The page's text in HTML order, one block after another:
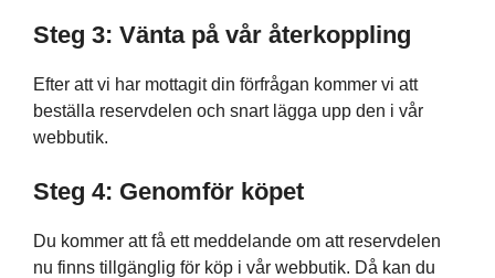
Steg 3: Vänta på vår återkoppling
Efter att vi har mottagit din förfrågan kommer vi att
beställa reservdelen och snart lägga upp den i vår
webbutik.
Steg 4: Genomför köpet
Du kommer att få ett meddelande om att reservdelen
nu finns tillgänglig för köp i vår webbutik. Då kan du